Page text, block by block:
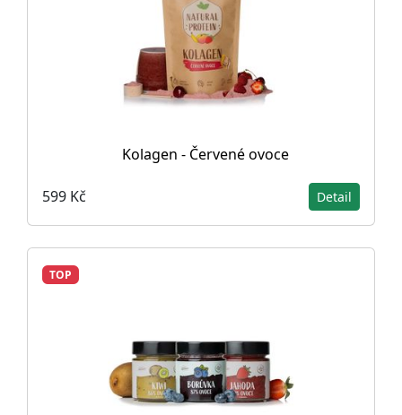
Kolagen - Červené ovoce
599 Kč Detail
TOP